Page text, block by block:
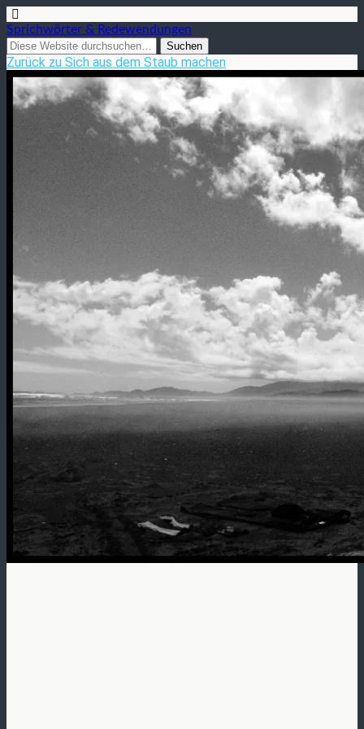
Sprichwörter & Redewendungen
Zurück zu Sich aus dem Staub machen